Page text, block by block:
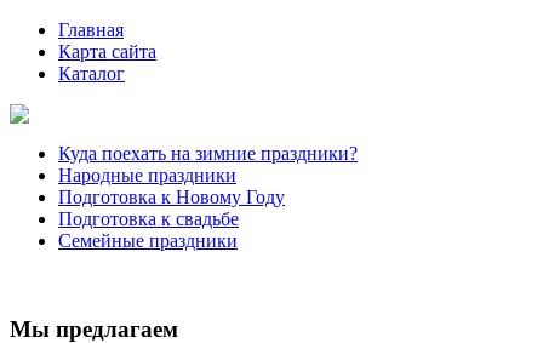
Главная
Карта сайта
Каталог
Куда поехать на зимние праздники?
Народные праздники
Подготовка к Новому Году
Подготовка к свадьбе
Семейные праздники
Мы предлагаем